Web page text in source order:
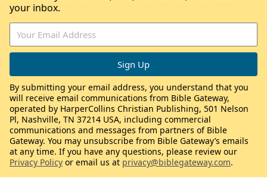
your inbox.
By submitting your email address, you understand that you
will receive email communications from Bible Gateway,
operated by HarperCollins Christian Publishing, 501 Nelson
Pl, Nashville, TN 37214 USA, including commercial
communications and messages from partners of Bible
Gateway. You may unsubscribe from Bible Gateway’s emails
at any time. If you have any questions, please review our
Privacy Policy or email us at privacy@biblegateway.com.